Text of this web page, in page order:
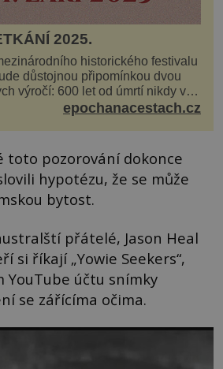
2025.
historického festivalu
důstojnou připomínkou dvou
výročí: 600 let od úmrtí nikdy v
Jana Žižky z Tr...
epochanacestach.cz
toto pozorování dokonce
hypotézu, že se může
bytost.
přátelé, Jason Heal
si říkají „Yowie Seekers“,
YouTube účtu snímky
se zářícíma očima.